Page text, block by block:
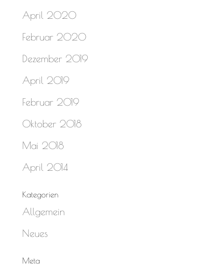
April 2020
Februar 2020
Dezember 2019
April 2019
Februar 2019
Oktober 2018
Mai 2018
April 2014
Kategorien
Allgemein
Neues
Meta